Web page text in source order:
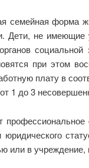
семейная форма
Дети, не имеющие
при этом
плату в
1 до 3
профессиональное
юридического
или в